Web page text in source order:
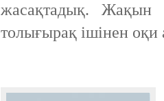
жасақтадық. Жақын
толығырақ ішінен оқи